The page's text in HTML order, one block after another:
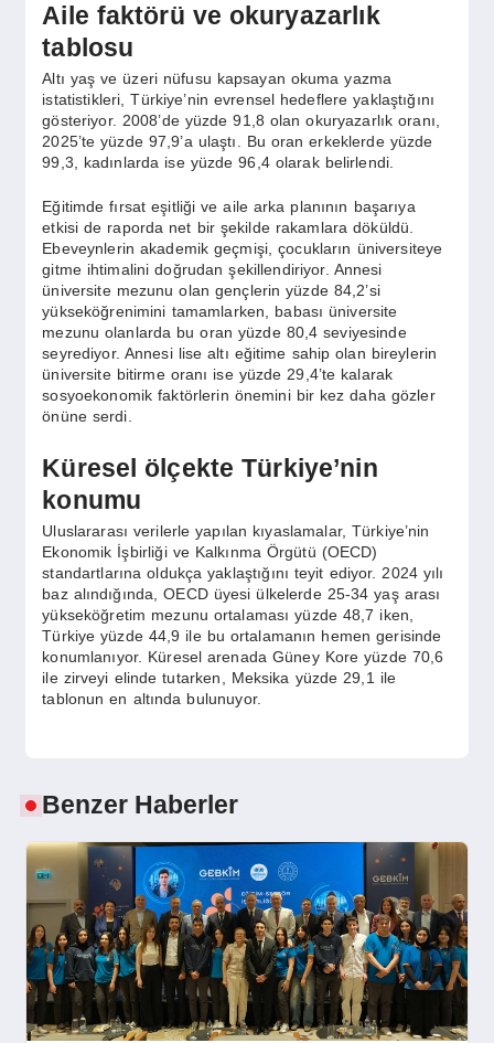
Aile faktörü ve okuryazarlık
tablosu
Altı yaş ve üzeri nüfusu kapsayan okuma yazma
istatistikleri, Türkiye’nin evrensel hedeflere yaklaştığını
gösteriyor. 2008’de yüzde 91,8 olan okuryazarlık oranı,
2025’te yüzde 97,9’a ulaştı. Bu oran erkeklerde yüzde
99,3, kadınlarda ise yüzde 96,4 olarak belirlendi.
Eğitimde fırsat eşitliği ve aile arka planının başarıya
etkisi de raporda net bir şekilde rakamlara döküldü.
Ebeveynlerin akademik geçmişi, çocukların üniversiteye
gitme ihtimalini doğrudan şekillendiriyor. Annesi
üniversite mezunu olan gençlerin yüzde 84,2’si
yükseköğrenimini tamamlarken, babası üniversite
mezunu olanlarda bu oran yüzde 80,4 seviyesinde
seyrediyor. Annesi lise altı eğitime sahip olan bireylerin
üniversite bitirme oranı ise yüzde 29,4’te kalarak
sosyoekonomik faktörlerin önemini bir kez daha gözler
önüne serdi.
Küresel ölçekte Türkiye’nin
konumu
Uluslararası verilerle yapılan kıyaslamalar, Türkiye’nin
Ekonomik İşbirliği ve Kalkınma Örgütü (OECD)
standartlarına oldukça yaklaştığını teyit ediyor. 2024 yılı
baz alındığında, OECD üyesi ülkelerde 25-34 yaş arası
yükseköğretim mezunu ortalaması yüzde 48,7 iken,
Türkiye yüzde 44,9 ile bu ortalamanın hemen gerisinde
konumlanıyor. Küresel arenada Güney Kore yüzde 70,6
ile zirveyi elinde tutarken, Meksika yüzde 29,1 ile
tablonun en altında bulunuyor.
Benzer Haberler